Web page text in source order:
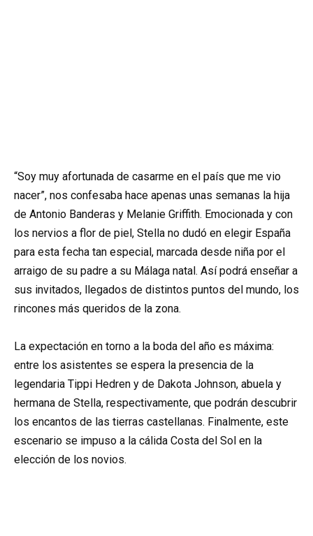
“Soy muy afortunada de casarme en el país que me vio
nacer”, nos confesaba hace apenas unas semanas la hija
de Antonio Banderas y Melanie Griffith. Emocionada y con
los nervios a flor de piel, Stella no dudó en elegir España
para esta fecha tan especial, marcada desde niña por el
arraigo de su padre a su Málaga natal. Así podrá enseñar a
sus invitados, llegados de distintos puntos del mundo, los
rincones más queridos de la zona.
La expectación en torno a la boda del año es máxima:
entre los asistentes se espera la presencia de la
legendaria Tippi Hedren y de Dakota Johnson, abuela y
hermana de Stella, respectivamente, que podrán descubrir
los encantos de las tierras castellanas. Finalmente, este
escenario se impuso a la cálida Costa del Sol en la
elección de los novios.